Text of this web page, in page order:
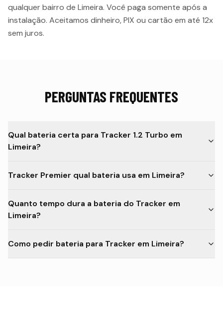
qualquer bairro de Limeira. Você paga somente após a
instalação. Aceitamos dinheiro, PIX ou cartão em até 12x
sem juros.
PERGUNTAS FREQUENTES
Qual bateria certa para Tracker 1.2 Turbo em
Limeira?
Tracker Premier qual bateria usa em Limeira?
Quanto tempo dura a bateria do Tracker em
Limeira?
Como pedir bateria para Tracker em Limeira?